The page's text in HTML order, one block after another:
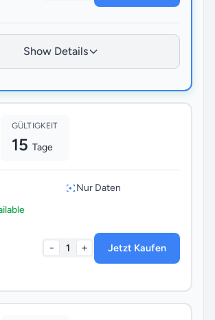
Show Details
GÜLTIGKEIT
15 Tage
Nur Daten
- 1 + Jetzt Kaufen